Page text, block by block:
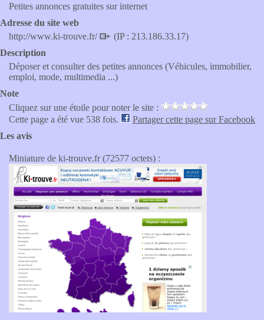
Petites annonces gratuites sur internet
Adresse du site web
http://www.ki-trouve.fr/
(IP : 213.186.33.17)
Description
Déposer et consulter des petites annonces (Véhicules, immobilier,
emploi, mode, multimedia ...)
Note
Cliquez sur une étoile pour noter le site :
Cette page a été vue 538 fois.
Partager cette page sur Facebook
Les avis
Miniature de ki-trouve.fr (72577 octets) :